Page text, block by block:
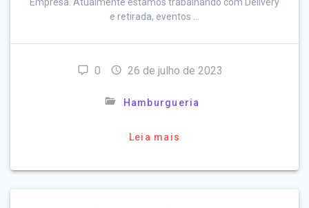
e retirada, eventos …
0 26 de julho de 2023
Hamburgueria
Leia mais